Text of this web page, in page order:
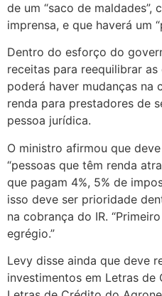
de um “saco de maldades”,
imprensa, e que haverá um
Dentro do esforço do
receitas para reequilibrar
poderá haver mudanças na
renda para prestadores de
pessoa jurídica.
O ministro afirmou que
“pessoas que têm renda
que pagam 4%, 5% de
isso deve ser prioridade
na cobrança do IR.
egrégio.”
Levy disse ainda que deve
investimentos em Letras